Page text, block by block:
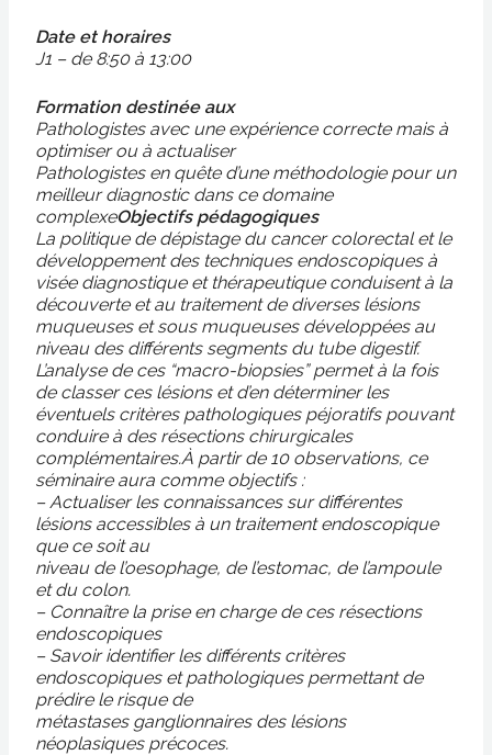
Date et horaires
J1 – de 8:50 à 13:00
Formation destinée aux
Pathologistes avec une expérience correcte mais à
optimiser ou à actualiser
Pathologistes en quête d’une méthodologie pour un
meilleur diagnostic dans ce domaine
complexeObjectifs pédagogiques
La politique de dépistage du cancer colorectal et le
développement des techniques endoscopiques à
visée diagnostique et thérapeutique conduisent à la
découverte et au traitement de diverses lésions
muqueuses et sous muqueuses développées au
niveau des différents segments du tube digestif.
L’analyse de ces “macro-biopsies” permet à la fois
de classer ces lésions et d’en déterminer les
éventuels critères pathologiques péjoratifs pouvant
conduire à des résections chirurgicales
complémentaires.À partir de 10 observations, ce
séminaire aura comme objectifs :
– Actualiser les connaissances sur différentes
lésions accessibles à un traitement endoscopique
que ce soit au
niveau de l’oesophage, de l’estomac, de l’ampoule
et du colon.
– Connaître la prise en charge de ces résections
endoscopiques
– Savoir identifier les différents critères
endoscopiques et pathologiques permettant de
prédire le risque de
métastases ganglionnaires des lésions
néoplasiques précoces.